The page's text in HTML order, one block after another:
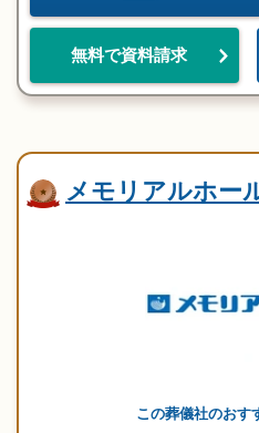
無料で資料請求
メモリアルホー
この葬儀社のおす